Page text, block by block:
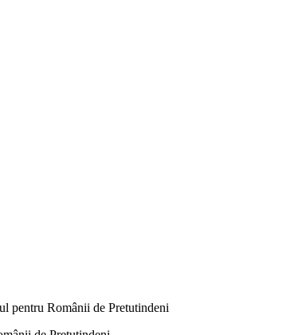
pentru Românii de Pretutindeni